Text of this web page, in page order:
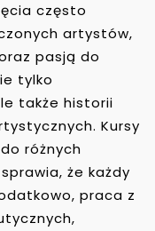
często
artystów,
pasją do
tylko
także historii
Kursy
różnych
że każdy
praca z